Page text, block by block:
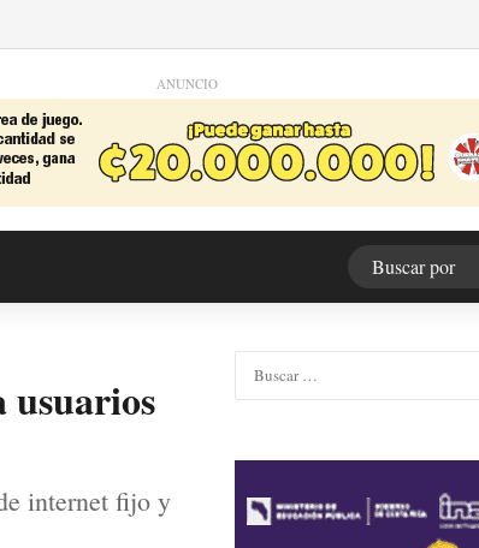
ANUNCIO
usuarios
internet fijo y